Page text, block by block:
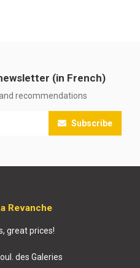
(in French)
recommendations
Subscribe
Revanche
great prices!
des Galeries